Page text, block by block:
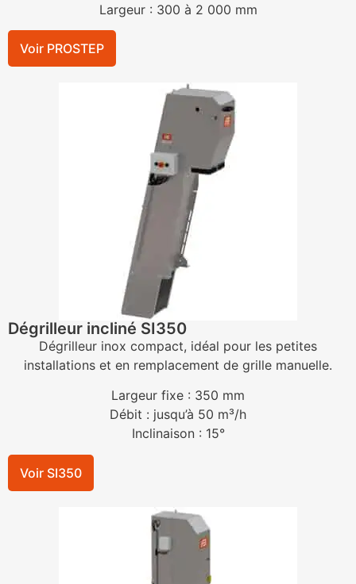
Largeur : 300 à 2 000 mm
Voir PROSTEP
Dégrilleur incliné SI350
Dégrilleur inox compact, idéal pour les petites
installations et en remplacement de grille manuelle.
Largeur fixe : 350 mm
Débit : jusqu’à 50 m³/h
Inclinaison : 15°
Voir SI350